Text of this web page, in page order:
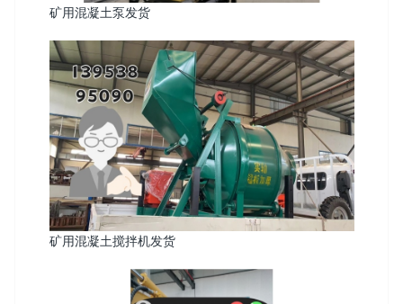
矿用混凝土泵发货
矿用混凝土搅拌机发货